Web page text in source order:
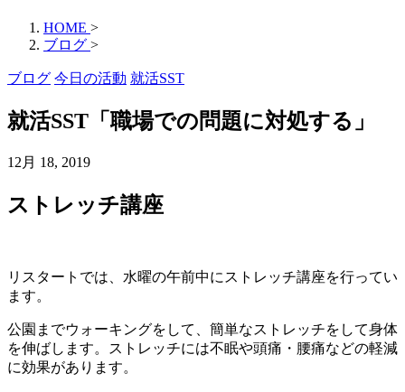
HOME >
ブログ >
ブログ 今日の活動 就活SST
就活SST「職場での問題に対処する」
12月 18, 2019
ストレッチ講座
リスタートでは、水曜の午前中にストレッチ講座を行ってい
ます。
公園までウォーキングをして、簡単なストレッチをして身体
を伸ばします。ストレッチには不眠や頭痛・腰痛などの軽減
に効果があります。